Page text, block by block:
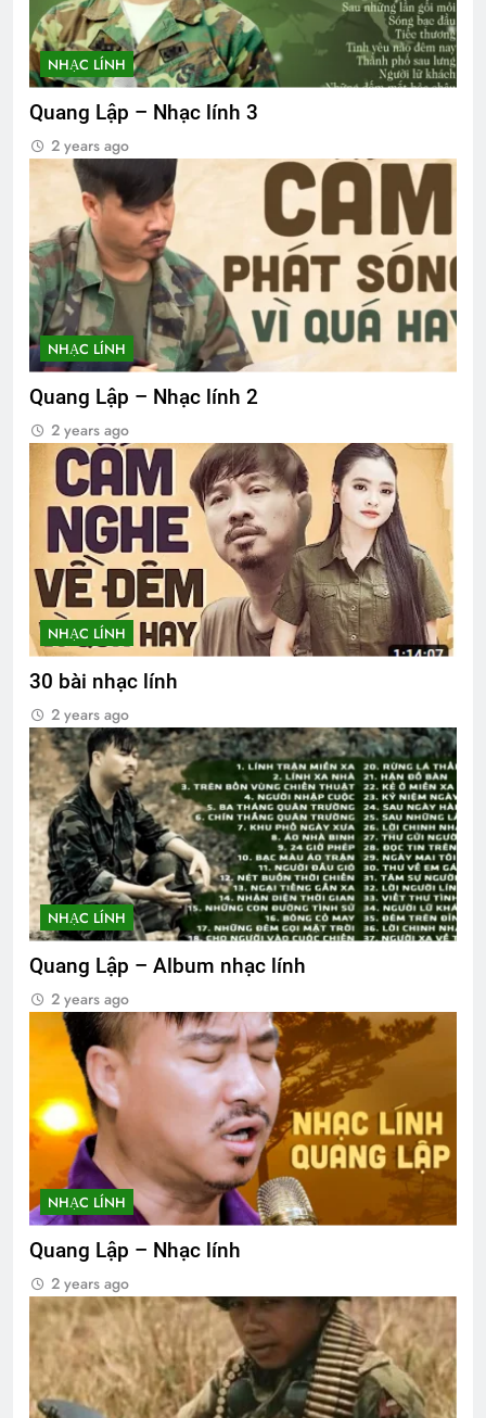
NHẠC LÍNH
Quang Lập – Nhạc lính 3
2 years ago
NHẠC LÍNH
Quang Lập – Nhạc lính 2
2 years ago
NHẠC LÍNH
30 bài nhạc lính
2 years ago
NHẠC LÍNH
Quang Lập – Album nhạc lính
2 years ago
NHẠC LÍNH
Quang Lập – Nhạc lính
2 years ago